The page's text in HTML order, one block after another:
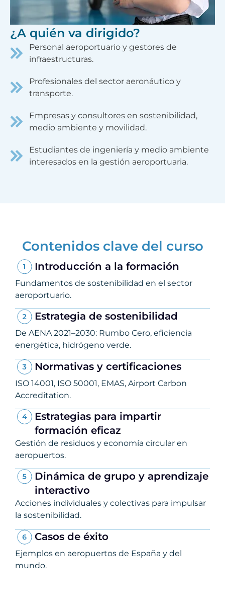
¿A quién va dirigido?
Personal aeroportuario y gestores de
infraestructuras.
Profesionales del sector aeronáutico y
transporte.
Empresas y consultores en sostenibilidad,
medio ambiente y movilidad.
Estudiantes de ingeniería y medio ambiente
interesados en la gestión aeroportuaria.
Contenidos clave del curso
Introducción a la formación
Fundamentos de sostenibilidad en el sector
aeroportuario.
Estrategia de sostenibilidad
De AENA 2021–2030: Rumbo Cero, eficiencia
energética, hidrógeno verde.
Normativas y certificaciones
ISO 14001, ISO 50001, EMAS, Airport Carbon
Accreditation.
Estrategias para impartir
formación eficaz
Gestión de residuos y economía circular en
aeropuertos.
Dinámica de grupo y aprendizaje
interactivo
Acciones individuales y colectivas para impulsar
la sostenibilidad.
Casos de éxito
Ejemplos en aeropuertos de España y del
mundo.